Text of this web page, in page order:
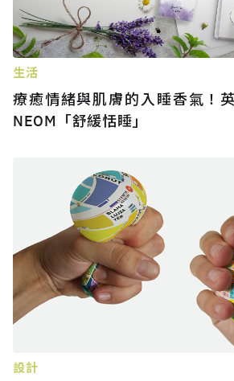
生活
療癒情緒與肌膚的入睡香氣！
NEOM「舒緩恬睡」
設計